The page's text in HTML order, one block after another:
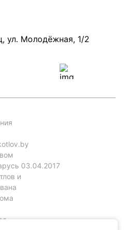
отопления
ул. Молодёжная, 1/2
03.04.2017
и